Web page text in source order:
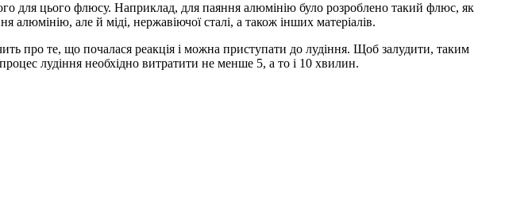
для цього флюсу. Наприклад, для паяння алюмінію було розроблено такий флюс, як
але й міді, нержавіючої сталі, а також інших матеріалів.
про те, що почалася реакція і можна приступати до лудіння. Щоб залудити, таким
лудіння необхідно витратити не менше 5, а то і 10 хвилин.